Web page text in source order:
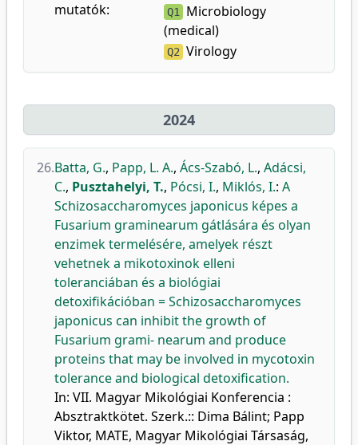
mutatók:
Q1
Microbiology
(medical)
Q2 Virology
2024
26.Batta, G., Papp, L. A., Ács-Szabó, L., Adácsi,
C., Pusztahelyi, T., Pócsi, I., Miklós, I.: A
Schizosaccharomyces japonicus képes a
Fusarium graminearum gátlására és olyan
enzimek termelésére, amelyek részt
vehetnek a mikotoxinok elleni
toleranciában és a biológiai
detoxifikációban = Schizosaccharomyces
japonicus can inhibit the growth of
Fusarium grami- nearum and produce
proteins that may be involved in mycotoxin
tolerance and biological detoxification.
In: VII. Magyar Mikológiai Konferencia :
Absztraktkötet. Szerk.:: Dima Bálint; Papp
Viktor, MATE, Magyar Mikológiai Társaság,